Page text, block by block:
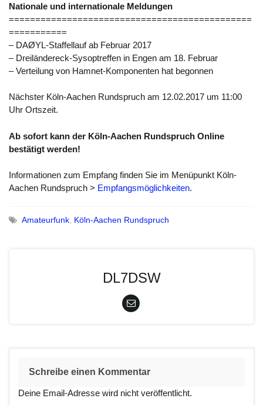
Nationale und internationale Meldungen
==============================================
===========
– DAØYL-Staffellauf ab Februar 2017
– Dreiländereck-Sysoptreffen in Engen am 18. Februar
– Verteilung von Hamnet-Komponenten hat begonnen
Nächster Köln-Aachen Rundspruch am 12.02.2017 um 11:00
Uhr Ortszeit.
Ab sofort kann der Köln-Aachen Rundspruch Online
bestätigt werden!
Informationen zum Empfang finden Sie im Menüpunkt Köln-
Aachen Rundspruch > Empfangsmöglichkeiten.
Amateurfunk, Köln-Aachen Rundspruch
DL7DSW
Schreibe einen Kommentar
Deine Email-Adresse wird nicht veröffentlicht.